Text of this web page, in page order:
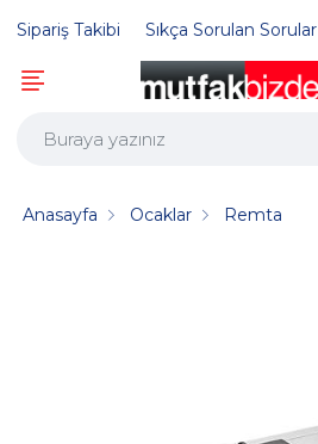
Sipariş Takibi Sıkça Sorulan Sorular
Anasayfa Ocaklar Remta